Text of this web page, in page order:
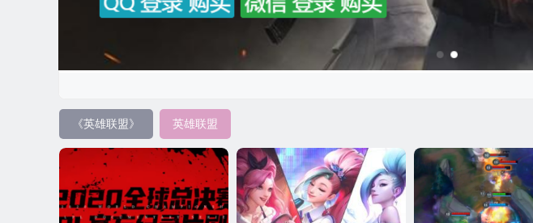
《英雄联盟》 英雄联盟